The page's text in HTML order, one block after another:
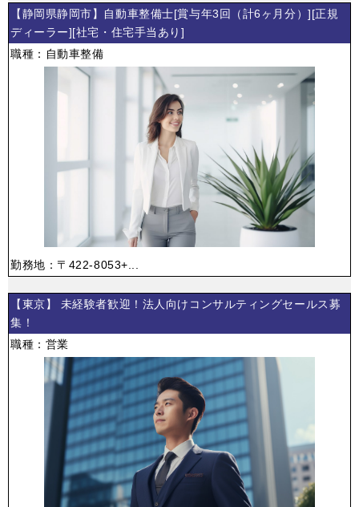
【静岡県静岡市】自動車整備士[賞与年3回（計6ヶ月分）][正規
ディーラー][社宅・住宅手当あり]
職種：自動車整備
勤務地：〒422-8053+...
【東京】 未経験者歓迎！法人向けコンサルティングセールス募
集！
職種：営業